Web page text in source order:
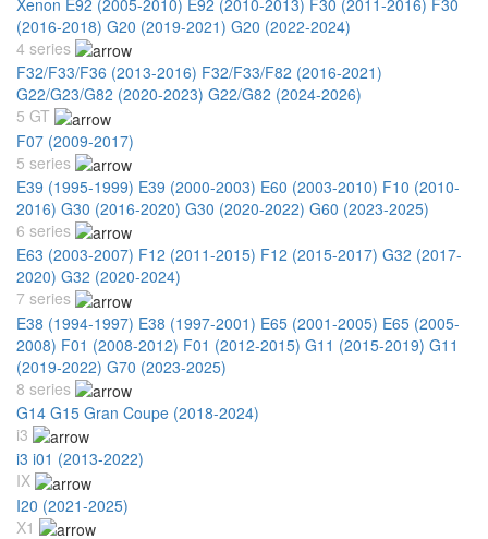
Xenon E92 (2005-2010) E92 (2010-2013) F30 (2011-2016) F30
(2016-2018) G20 (2019-2021) G20 (2022-2024)
4 series
F32/F33/F36 (2013-2016) F32/F33/F82 (2016-2021)
G22/G23/G82 (2020-2023) G22/G82 (2024-2026)
5 GT
F07 (2009-2017)
5 series
E39 (1995-1999) E39 (2000-2003) E60 (2003-2010) F10 (2010-
2016) G30 (2016-2020) G30 (2020-2022) G60 (2023-2025)
6 series
E63 (2003-2007) F12 (2011-2015) F12 (2015-2017) G32 (2017-
2020) G32 (2020-2024)
7 series
E38 (1994-1997) E38 (1997-2001) E65 (2001-2005) E65 (2005-
2008) F01 (2008-2012) F01 (2012-2015) G11 (2015-2019) G11
(2019-2022) G70 (2023-2025)
8 series
G14 G15 Gran Coupe (2018-2024)
i3
i3 i01 (2013-2022)
IX
I20 (2021-2025)
X1